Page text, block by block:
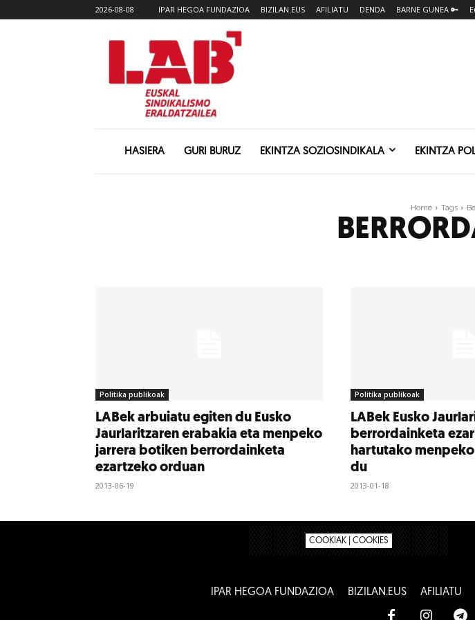
2026-08-08 IPAR HEGOA FUNDAZIOA BIZILAN.EUS AFILIATU DENDA BARNE GUNEA 🔑
HASIERA GURI BURUZ EKINTZA SOZIOSINDIKALA EKINTZA
Home Tags
Politika publikoak
LABek arbuiatu egiten du Eusko
Jaurlaritzaren erabakia eta menpeko
jarrera botiken berrordainketa
ezartzeko orduan
2013-06-19
Politika publikoak
LABek Eusko
berrordainketa
hartutako
du
2013-01-18
COOKIAK | COOKIES
IPAR HEGOA FUNDAZIOA BIZILAN.EUS AFILIATU